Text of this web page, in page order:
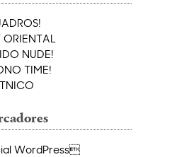
ORIENTAL
NUDE!
TIME!
WordPress